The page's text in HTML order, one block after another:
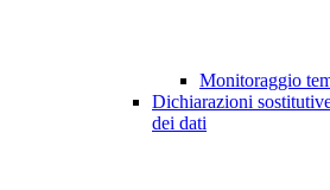
Monitoraggio
Dichiarazioni
dei dati